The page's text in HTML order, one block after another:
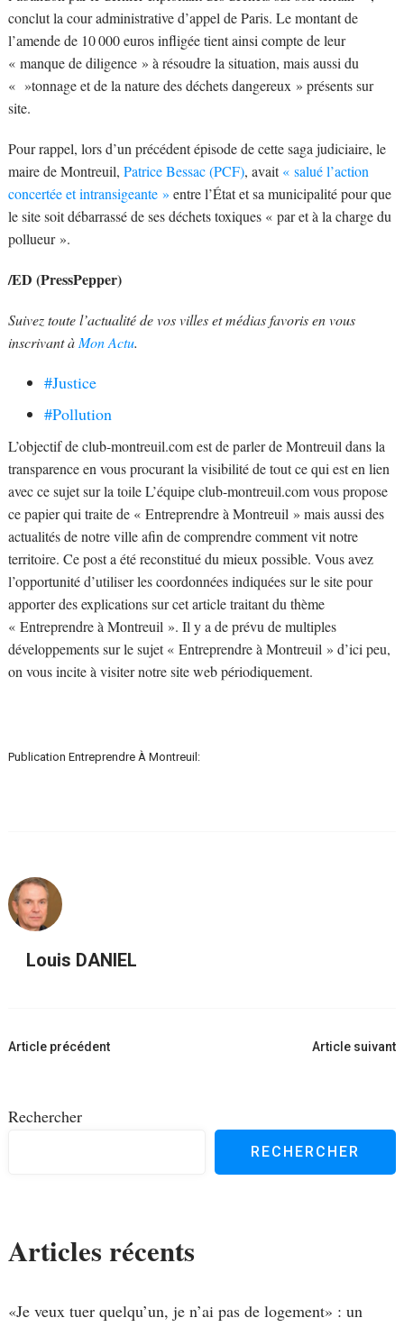
conclut la cour administrative d’appel de Paris. Le montant de
l’amende de 10 000 euros infligée tient ainsi compte de leur
« manque de diligence » à résoudre la situation, mais aussi du
« »tonnage et de la nature des déchets dangereux » présents sur
site.
Pour rappel, lors d’un précédent épisode de cette saga judiciaire, le
maire de Montreuil, Patrice Bessac (PCF), avait« salué l’action
concertée et intransigeante » entre l’État et sa municipalité pour que
le site soit débarrassé de ses déchets toxiques « par et à la charge du
pollueur ».
/ED (PressPepper)
Suivez toute l’actualité de vos villes et médias favoris en vous
inscrivant à Mon Actu.
#Justice
#Pollution
L’objectif de club-montreuil.com est de parler de Montreuil dans la
transparence en vous procurant la visibilité de tout ce qui est en lien
avec ce sujet sur la toile L’équipe club-montreuil.com vous propose
ce papier qui traite de « Entreprendre à Montreuil » mais aussi des
actualités de notre ville afin de comprendre comment vit notre
territoire. Ce post a été reconstitué du mieux possible. Vous avez
l’opportunité d’utiliser les coordonnées indiquées sur le site pour
apporter des explications sur cet article traitant du thème
« Entreprendre à Montreuil ». Il y a de prévu de multiples
développements sur le sujet « Entreprendre à Montreuil » d’ici peu,
on vous incite à visiter notre site web périodiquement.
Publication Entreprendre À Montreuil:
Louis DANIEL
Navigation
Article précédent Article suivant
Rechercher
RECHERCHER
Articles récents
«Je veux tuer quelqu’un, je n’ai pas de logement» : un